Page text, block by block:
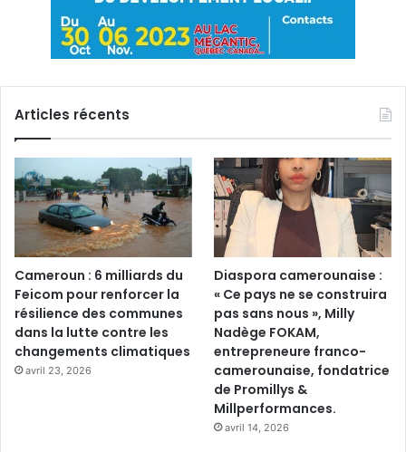
Articles récents
Cameroun : 6 milliards du
Feicom pour renforcer la
résilience des communes
dans la lutte contre les
changements climatiques
avril 23, 2026
Diaspora camerounaise :
« Ce pays ne se construira
pas sans nous », Milly
Nadège FOKAM,
entrepreneure franco-
camerounaise, fondatrice
de Promillys &
Millperformances.
avril 14, 2026